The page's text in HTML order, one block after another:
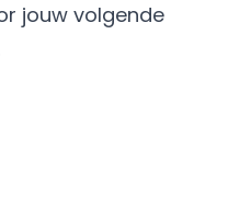
jouw volgende